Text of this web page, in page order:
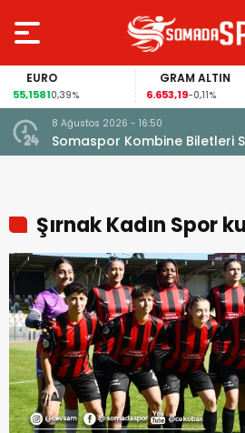
EURO
55,15810,39%
GRAM ALTIN
6.653,19-0,11%
8 Ağustos 2026 - 16:50
Somaspor Kombine Biletleri
Şırnak Kadın Spor